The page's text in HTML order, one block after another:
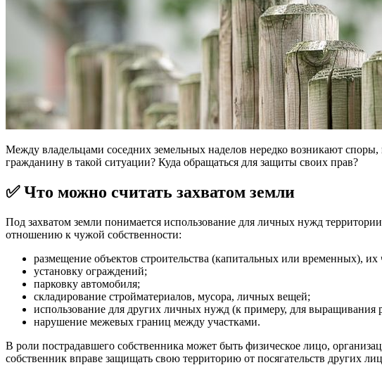
Между владельцами соседних земельных наделов нередко возникают
гражданину в такой ситуации? Куда обращаться для защиты своих прав?
✅ Что можно считать захватом земли
Под захватом земли понимается использование для личных нужд
отношению к чужой собственности:
размещение объектов строительства (капитальных или временных), их
установку ограждений;
парковку автомобиля;
складирование стройматериалов, мусора, личных вещей;
использование для других личных нужд (к примеру, для выращивания
нарушение межевых границ между участками.
В роли пострадавшего собственника может быть физическое лицо,
собственник вправе защищать свою территорию от посягательств других